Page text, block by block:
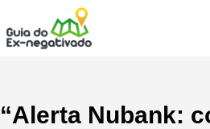
“Alerta Nubank: